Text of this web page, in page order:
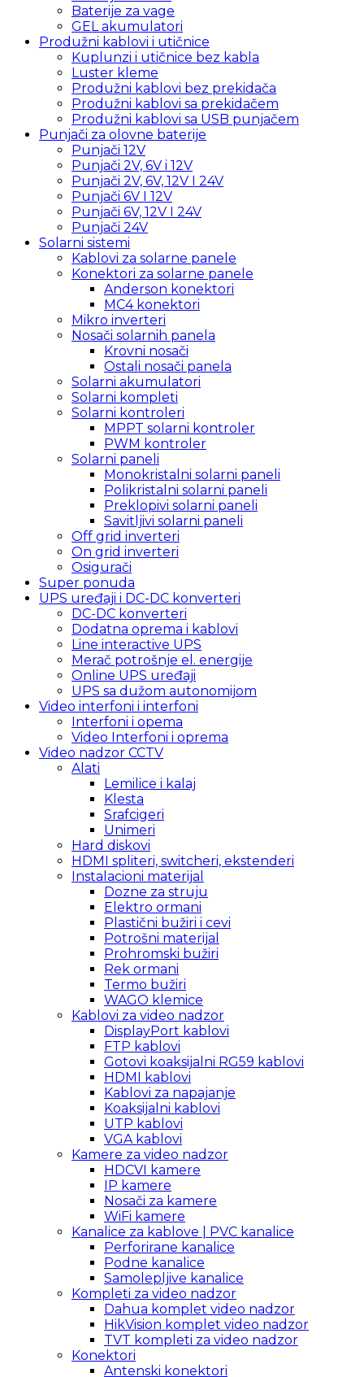
Baterije za vage
GEL akumulatori
Produžni kablovi i utičnice
Kuplunzi i utičnice bez kabla
Luster kleme
Produžni kablovi bez prekidača
Produžni kablovi sa prekidačem
Produžni kablovi sa USB punjačem
Punjači za olovne baterije
Punjači 12V
Punjači 2V, 6V i 12V
Punjači 2V, 6V, 12V I 24V
Punjači 6V I 12V
Punjači 6V, 12V I 24V
Punjači 24V
Solarni sistemi
Kablovi za solarne panele
Konektori za solarne panele
Anderson konektori
MC4 konektori
Mikro inverteri
Nosači solarnih panela
Krovni nosači
Ostali nosači panela
Solarni akumulatori
Solarni kompleti
Solarni kontroleri
MPPT solarni kontroler
PWM kontroler
Solarni paneli
Monokristalni solarni paneli
Polikristalni solarni paneli
Preklopivi solarni paneli
Savitljivi solarni paneli
Off grid inverteri
On grid inverteri
Osigurači
Super ponuda
UPS uređaji i DC-DC konverteri
DC-DC konverteri
Dodatna oprema i kablovi
Line interactive UPS
Merač potrošnje el. energije
Online UPS uređaji
UPS sa dužom autonomijom
Video interfoni i interfoni
Interfoni i opema
Video Interfoni i oprema
Video nadzor CCTV
Alati
Lemilice i kalaj
Klesta
Srafcigeri
Unimeri
Hard diskovi
HDMI spliteri, switcheri, ekstenderi
Instalacioni materijal
Dozne za struju
Elektro ormani
Plastični bužiri i cevi
Potrošni materijal
Prohromski bužiri
Rek ormani
Termo bužiri
WAGO klemice
Kablovi za video nadzor
DisplayPort kablovi
FTP kablovi
Gotovi koaksijalni RG59 kablovi
HDMI kablovi
Kablovi za napajanje
Koaksijalni kablovi
UTP kablovi
VGA kablovi
Kamere za video nadzor
HDCVI kamere
IP kamere
Nosači za kamere
WiFi kamere
Kanalice za kablove | PVC kanalice
Perforirane kanalice
Podne kanalice
Samolepljive kanalice
Kompleti za video nadzor
Dahua komplet video nadzor
HikVision komplet video nadzor
TVT kompleti za video nadzor
Konektori
Antenski konektori